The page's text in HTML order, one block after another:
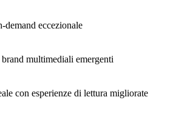
eccezionale
multimediali emergenti
con esperienze di lettura migliorate